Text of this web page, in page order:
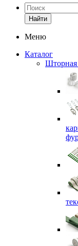
Найти
Меню
Каталог
Шторная